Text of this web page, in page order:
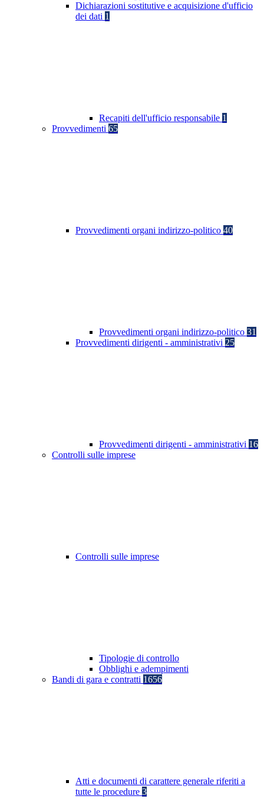
Dichiarazioni sostitutive e acquisizione d'ufficio
dei dati 1
Recapiti dell'ufficio responsabile 1
Provvedimenti 65
Provvedimenti organi indirizzo-politico 40
Provvedimenti organi indirizzo-politico 31
Provvedimenti dirigenti - amministrativi 25
Provvedimenti dirigenti - amministrativi 16
Controlli sulle imprese
Controlli sulle imprese
Tipologie di controllo
Obblighi e adempimenti
Bandi di gara e contratti 1656
Atti e documenti di carattere generale riferiti a
tutte le procedure 3